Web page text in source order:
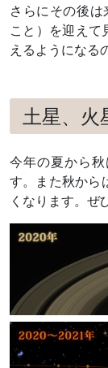
9月13日 留（
9月25日
月（
10月15日
東矩
く）
10月22日
月（
接近
土星
（››
11月19日
細い
土星
（››
12月17日
細い
3）
土星
（››
11月上旬
土星
さらにその後
こと）を迎えて
えるようになる
土星、火
今年の夏から
す。また秋から
くなります。ぜ